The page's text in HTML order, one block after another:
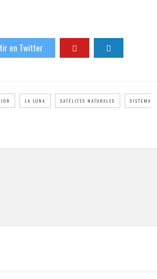
en Twitter
LA LUNA SATÉLITES NATURALES
SISTEMA